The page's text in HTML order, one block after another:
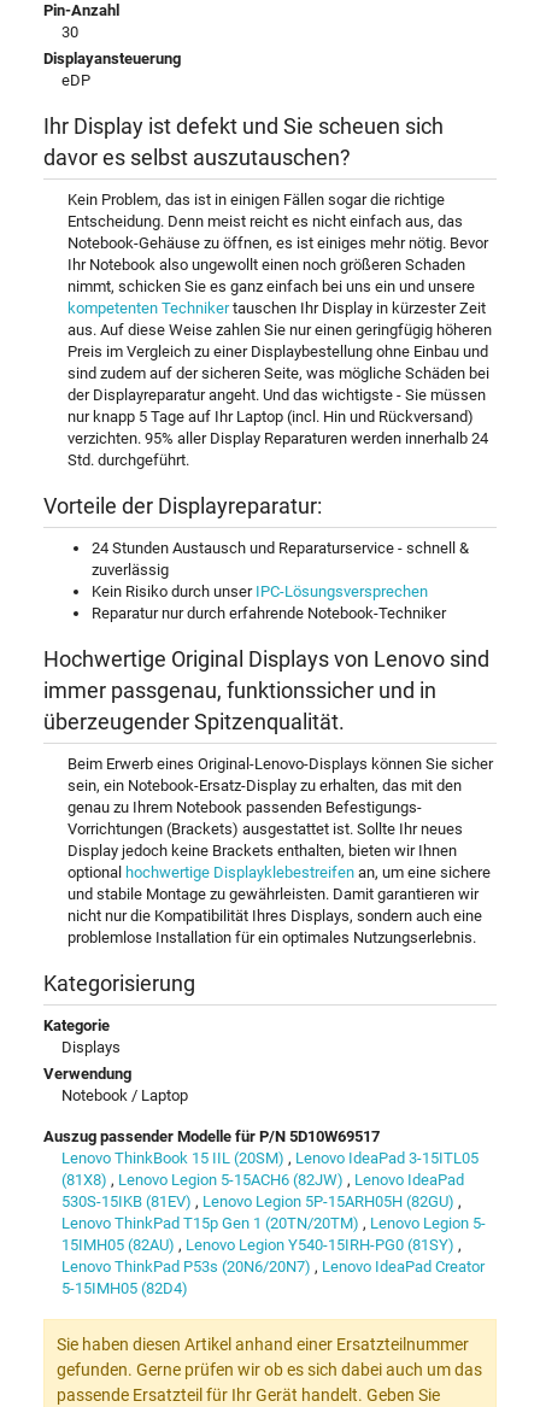
Pin-Anzahl
30
Displayansteuerung
eDP
Ihr Display ist defekt und Sie scheuen sich
davor es selbst auszutauschen?
Kein Problem, das ist in einigen Fällen sogar die richtige
Entscheidung. Denn meist reicht es nicht einfach aus, das
Notebook-Gehäuse zu öffnen, es ist einiges mehr nötig. Bevor
Ihr Notebook also ungewollt einen noch größeren Schaden
nimmt, schicken Sie es ganz einfach bei uns ein und unsere
kompetenten Technikertauschen Ihr Display in kürzester Zeit
aus. Auf diese Weise zahlen Sie nur einen geringfügig höheren
Preis im Vergleich zu einer Displaybestellung ohne Einbau und
sind zudem auf der sicheren Seite, was mögliche Schäden bei
der Displayreparatur angeht. Und das wichtigste - Sie müssen
nur knapp 5 Tage auf Ihr Laptop (incl. Hin und Rückversand)
verzichten. 95% aller Display Reparaturen werden innerhalb 24
Std. durchgeführt.
Vorteile der Displayreparatur:
24 Stunden Austausch und Reparaturservice - schnell &
zuverlässig
Kein Risiko durch unser IPC-Lösungsversprechen
Reparatur nur durch erfahrende Notebook-Techniker
Hochwertige Original Displays von Lenovo sind
immer passgenau, funktionssicher und in
überzeugender Spitzenqualität.
Beim Erwerb eines Original-Lenovo-Displays können Sie sicher
sein, ein Notebook-Ersatz-Display zu erhalten, das mit den
genau zu Ihrem Notebook passenden Befestigungs-
Vorrichtungen (Brackets) ausgestattet ist. Sollte Ihr neues
Display jedoch keine Brackets enthalten, bieten wir Ihnen
optional hochwertige Displayklebestreifen an, um eine sichere
und stabile Montage zu gewährleisten. Damit garantieren wir
nicht nur die Kompatibilität Ihres Displays, sondern auch eine
problemlose Installation für ein optimales Nutzungserlebnis.
Kategorisierung
Kategorie
Displays
Verwendung
Notebook / Laptop
Auszug passender Modelle für P/N 5D10W69517
Lenovo ThinkBook 15 IIL (20SM) , Lenovo IdeaPad 3-15ITL05
(81X8) , Lenovo Legion 5-15ACH6 (82JW) , Lenovo IdeaPad
530S-15IKB (81EV) , Lenovo Legion 5P-15ARH05H (82GU) ,
Lenovo ThinkPad T15p Gen 1 (20TN/20TM) , Lenovo Legion 5-
15IMH05 (82AU) , Lenovo Legion Y540-15IRH-PG0 (81SY) ,
Lenovo ThinkPad P53s (20N6/20N7) , Lenovo IdeaPad Creator
5-15IMH05 (82D4)
Sie haben diesen Artikel anhand einer Ersatzteilnummer
gefunden. Gerne prüfen wir ob es sich dabei auch um das
passende Ersatzteil für Ihr Gerät handelt. Geben Sie